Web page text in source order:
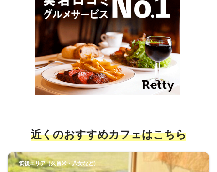
近くのおすすめカフェはこちら
筑後エリア（久留米・八女など）